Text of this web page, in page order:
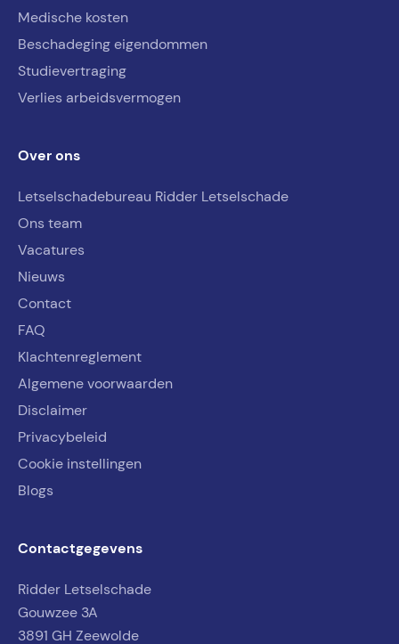
Medische kosten
Beschadeging eigendommen
Studievertraging
Verlies arbeidsvermogen
Over ons
Letselschadebureau Ridder Letselschade
Ons team
Vacatures
Nieuws
Contact
FAQ
Klachtenreglement
Algemene voorwaarden
Disclaimer
Privacybeleid
Cookie instellingen
Blogs
Contactgegevens
Ridder Letselschade
Gouwzee 3A
3891 GH Zeewolde